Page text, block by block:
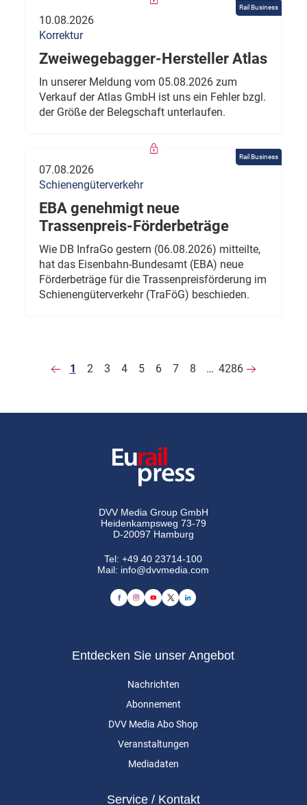
Rail Business
10.08.2026
Korrektur
Zweiwegebagger-Hersteller Atlas
In unserer Meldung vom 05.08.2026 zum
Verkauf der Atlas GmbH ist uns ein Fehler bzgl.
der Größe der Belegschaft unterlaufen.
Rail Business
07.08.2026
Schienengüterverkehr
EBA genehmigt neue
Trassenpreis-Förderbeträge
Wie DB InfraGo gestern (06.08.2026) mitteilte,
hat das Eisenbahn-Bundesamt (EBA) neue
Förderbeträge für die Trassenpreisförderung im
Schienengüterverkehr (TraFöG) beschieden.
1 2 3 4 5 6 7 8 … 4286
DVV Media Group GmbH
Heidenkampsweg 73-79
D-20097 Hamburg
Tel:+49 40 23714-100
Mail: info@dvvmedia.com
Entdecken Sie unser Angebot
Nachrichten
Abonnement
DVV Media Abo Shop
Veranstaltungen
Mediadaten
Service / Kontakt